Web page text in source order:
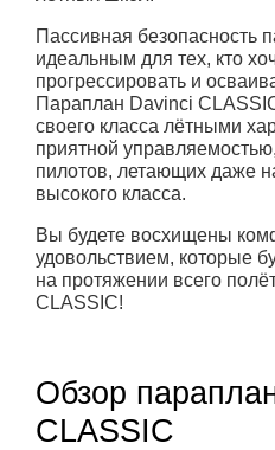
Пассивная безопасность
идеальным для тех, кто
прогрессировать и
Параплан Davinci
своего класса лётными
приятной
пилотов, летающих даже
высокого класса.
Вы будете восхищены
удовольствием, которые
на протяжении всего
CLASSIC!
Обзор
CLASSIC